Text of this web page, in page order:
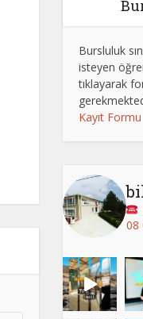
Bursluluk
isteyen
tıklayarak
Kayıt Formu
08